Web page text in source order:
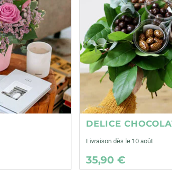
DELICE
Livraison dès le 10 août
35,90 €